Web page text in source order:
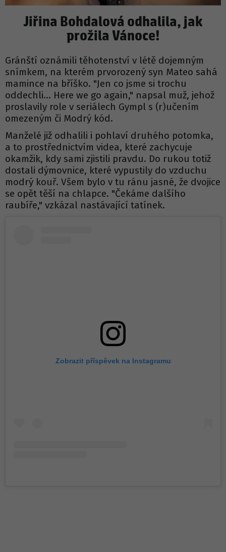
Jiřina Bohdalová odhalila, jak
prožila Vánoce!
Gránští oznámili těhotenství v létě dojemným
snímkem, na kterém prvorozený syn Mateo sahá
mamince na bříško. "Jen co jsme si trochu
oddechli… Here we go again," napsal muž, jehož
proslavily role v seriálech Gympl s (r)učením
omezeným či Modrý kód.
Manželé již odhalili i pohlaví druhého potomka,
a to prostřednictvím videa, které zachycuje
okamžik, kdy sami zjistili pravdu. Do rukou totiž
dostali dýmovnice, které vypustily do vzduchu
modrý kouř. Všem bylo v tu ránu jasné, že dvojice
se opět těší na chlapce. "Čekáme dalšího
raubíře," vzkázal nastávající tatínek.
Zobrazit příspěvek na Instagramu